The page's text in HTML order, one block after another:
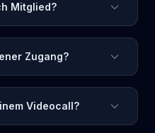
Mitglied?
Zugang?
Videocall?